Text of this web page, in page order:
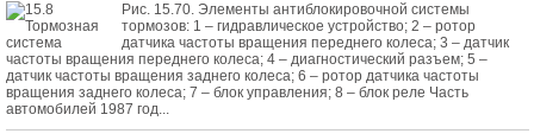
Рис. 15.70. Элементы антиблокировочной системы
тормозов: 1 – гидравлическое устройство; 2 – ротор
датчика частоты вращения переднего колеса; 3 – датчик
частоты вращения переднего колеса; 4 – диагностический разъем; 5 –
датчик частоты вращения заднего колеса; 6 – ротор датчика частоты
вращения заднего колеса; 7 – блок управления; 8 – блок реле Часть
автомобилей 1987 год...